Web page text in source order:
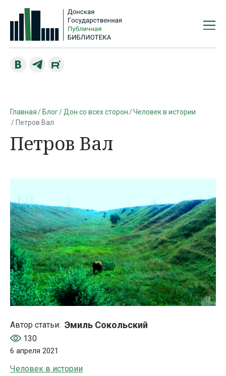
Главная Блог Дон со всех сторон
Человек в истории
Петров Вал
Петров Вал
Автор статьи: Эмиль Сокольский
130
6 апреля 2021
Человек в истории